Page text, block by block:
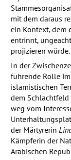
mit dem daraus
ein Kontext, dem
entrinnt,
projizieren würde.
In der
führende Rolle
islamistischen
dem
weg vom
der Märtyrerin
Kämpferin der
Arabischen